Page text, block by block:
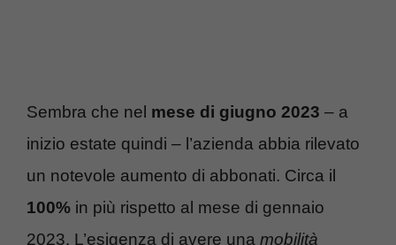
Sembra che nel mese di giugno 2023 – a
inizio estate quindi – l’azienda abbia rilevato
un notevole aumento di abbonati. Circa il
100% in più rispetto al mese di gennaio
2023. L’esigenza di avere una mobilità